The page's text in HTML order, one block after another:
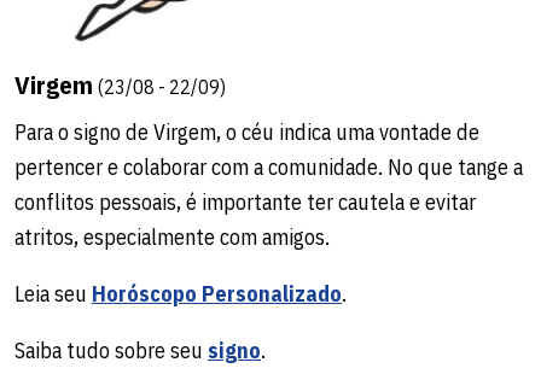
Virgem (23/08 - 22/09)
Para o signo de Virgem, o céu indica uma vontade de
pertencer e colaborar com a comunidade. No que tange a
conflitos pessoais, é importante ter cautela e evitar
atritos, especialmente com amigos.
Leia seu Horóscopo Personalizado.
Saiba tudo sobre seu signo.